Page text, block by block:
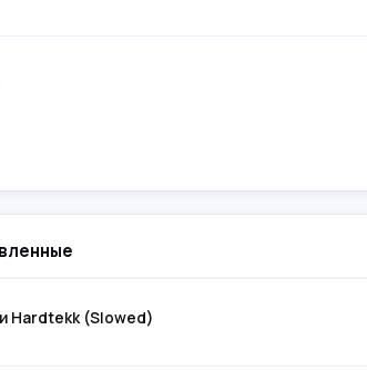
Hardtekk (Slowed)